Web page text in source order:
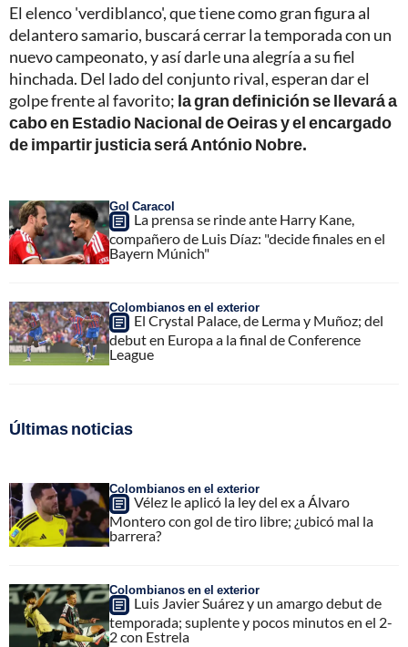
El elenco 'verdiblanco', que tiene como gran figura al
delantero samario, buscará cerrar la temporada con un
nuevo campeonato, y así darle una alegría a su fiel
hinchada. Del lado del conjunto rival, esperan dar el
golpe frente al favorito; la gran definición se llevará a
cabo en Estadio Nacional de Oeiras y el encargado
de impartir justicia será António Nobre.
Gol Caracol
La prensa se rinde ante Harry Kane,
compañero de Luis Díaz: "decide finales en el
Bayern Múnich"
Colombianos en el exterior
El Crystal Palace, de Lerma y Muñoz; del
debut en Europa a la final de Conference
League
Últimas noticias
Colombianos en el exterior
Vélez le aplicó la ley del ex a Álvaro
Montero con gol de tiro libre; ¿ubicó mal la
barrera?
Colombianos en el exterior
Luis Javier Suárez y un amargo debut de
temporada; suplente y pocos minutos en el 2-
2 con Estrela